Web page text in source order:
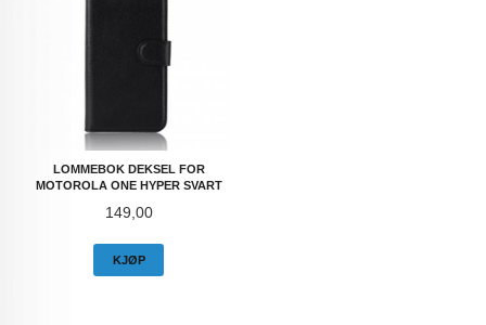
LOMMEBOK DEKSEL FOR
MOTOROLA ONE HYPER SVART
Pris
149,00
KJØP